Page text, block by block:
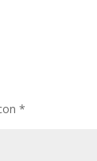
*